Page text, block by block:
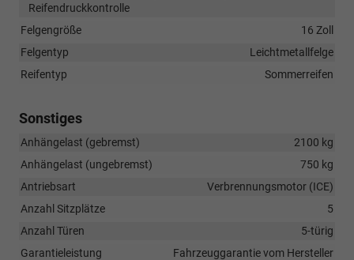
Reifendruckkontrolle
Felgengröße
16 Zoll
Felgentyp
Leichtmetallfelge
Reifentyp
Sommerreifen
Sonstiges
Anhängelast (gebremst)
2100 kg
Anhängelast (ungebremst)
750 kg
Antriebsart
Verbrennungsmotor (ICE)
Anzahl Sitzplätze
5
Anzahl Türen
5-türig
Garantieleistung
Fahrzeuggarantie vom Hersteller